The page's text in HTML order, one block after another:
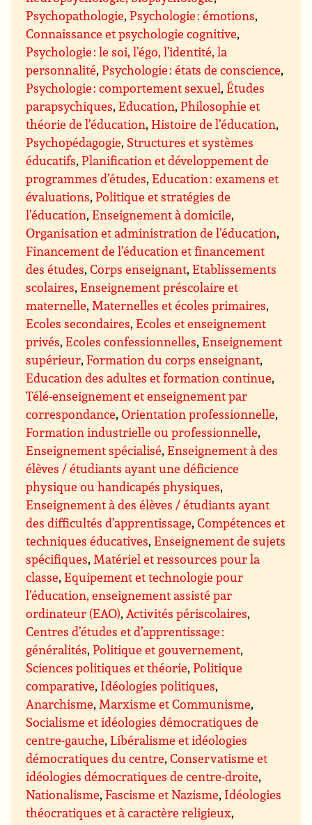
Psychopathologie,Psychologie : émotions,
Connaissance et psychologie cognitive,
Psychologie : le soi, l’égo, l’identité, la
personnalité,Psychologie : états de conscience,
Psychologie : comportement sexuel,Études
parapsychiques,Education,Philosophie et
théorie de l’éducation,Histoire de l’éducation,
Psychopédagogie, Structures et systèmes
éducatifs,Planification et développement de
programmes d’études,Education : examens et
évaluations,Politique et stratégies de
l’éducation,Enseignement à domicile,
Organisation et administration de l’éducation,
Financement de l’éducation et financement
des études,Corps enseignant,Etablissements
scolaires,Enseignement préscolaire et
maternelle,Maternelles et écoles primaires,
Ecoles secondaires,Ecoles et enseignement
privés,Ecoles confessionnelles,Enseignement
supérieur,Formation du corps enseignant,
Education des adultes et formation continue,
Télé-enseignement et enseignement par
correspondance,Orientation professionnelle,
Formation industrielle ou professionnelle,
Enseignement spécialisé,Enseignement à des
élèves / étudiants ayant une déficience
physique ou handicapés physiques,
Enseignement à des élèves / étudiants ayant
des difficultés d’apprentissage,Compétences et
techniques éducatives,Enseignement de sujets
spécifiques,Matériel et ressources pour la
classe,Equipement et technologie pour
l’éducation, enseignement assisté par
ordinateur (EAO),Activités périscolaires,
Centres d’études et d’apprentissage :
généralités,Politique et gouvernement,
Sciences politiques et théorie,Politique
comparative, Idéologies politiques,
Anarchisme,Marxisme et Communisme,
Socialisme et idéologies démocratiques de
centre-gauche,Libéralisme et idéologies
démocratiques du centre,Conservatisme et
idéologies démocratiques de centre-droite,
Nationalisme,Fascisme et Nazisme, Idéologies
théocratiques et à caractère religieux,